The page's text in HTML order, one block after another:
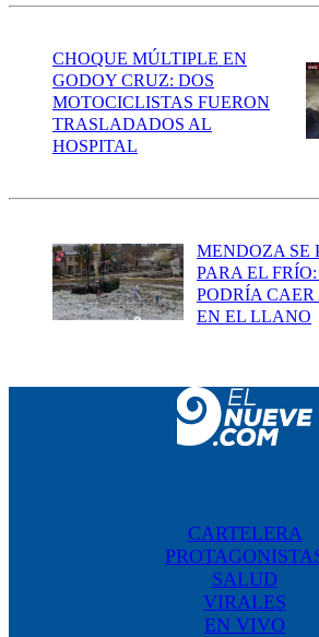
CHOQUE MÚLTIPLE EN
GODOY CRUZ: DOS
MOTOCICLISTAS FUERON
TRASLADADOS AL
HOSPITAL
MENDOZA SE
PARA EL
PODRÍA
EN EL LLANO
CARTELERA
SALUD
VIRALES
EN VIVO